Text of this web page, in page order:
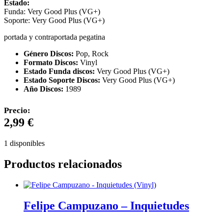
Estado:
Funda: Very Good Plus (VG+)
Soporte: Very Good Plus (VG+)
portada y contraportada pegatina
Género Discos: Pop, Rock
Formato Discos: Vinyl
Estado Funda discos: Very Good Plus (VG+)
Estado Soporte Discos: Very Good Plus (VG+)
Año Discos: 1989
Precio:
2,99 €
1 disponibles
Productos relacionados
Felipe Campuzano – Inquietudes